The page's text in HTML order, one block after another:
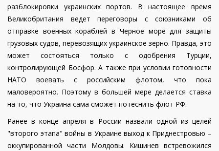
разблокировки украинских портов. В настоящее время
Великобритания ведет переговоры с союзниками об
отправке военных кораблей в Черное море для защиты
грузовых судов, перевозящих украинское зерно. Правда, это
может состояться только с одобрения Турции,
контролирующей Босфор. А также при условии готовности
НАТО воевать с российским флотом, что пока
маловероятно. Поэтому в большей мере делается ставка
на то, что Украина сама сможет потеснить флот РФ.
Ранее в конце апреля в России назвали одной из целей
"второго этапа" войны в Украине выход к Приднестровью –
оккупированной части Молдовы. Кишинев встревожился